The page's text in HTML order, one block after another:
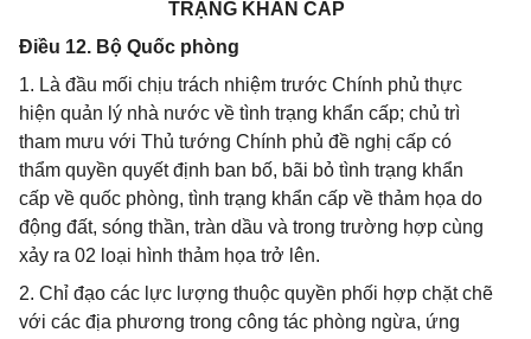
TRẠNG KHẨN CẤP
Điều 12. Bộ Quốc phòng
1. Là đầu mối chịu trách nhiệm trước Chính phủ thực
hiện quản lý nhà nước về tình trạng khẩn cấp; chủ trì
tham mưu với Thủ tướng Chính phủ đề nghị cấp có
thẩm quyền quyết định ban bố, bãi bỏ tình trạng khẩn
cấp về quốc phòng, tình trạng khẩn cấp về thảm họa do
động đất, sóng thần, tràn dầu và trong trường hợp cùng
xảy ra 02 loại hình thảm họa trở lên.
2. Chỉ đạo các lực lượng thuộc quyền phối hợp chặt chẽ
với các địa phương trong công tác phòng ngừa, ứng